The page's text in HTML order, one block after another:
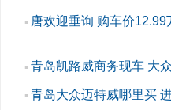
▪ 唐欢迎垂询 购车价12.99
▪ 青岛凯路威商务现车 大
▪ 青岛大众迈特威哪里买